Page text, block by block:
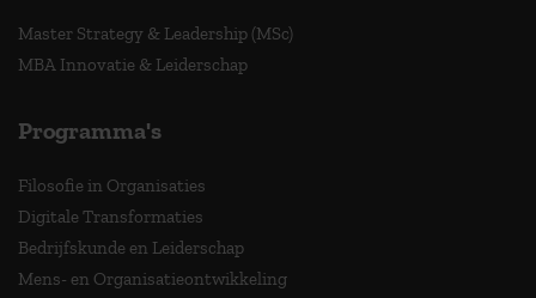
Master Strategy & Leadership (MSc)
MBA Innovatie & Leiderschap
Programma's
Filosofie in Organisaties
Digitale Transformaties
Bedrijfskunde en Leiderschap
Mens- en Organisatieontwikkeling